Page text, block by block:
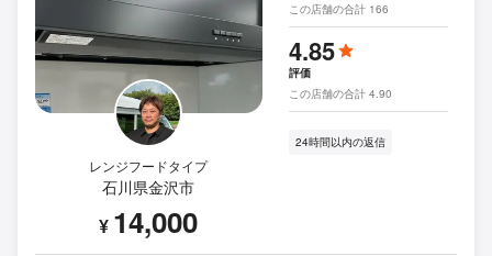
レンジフードタイプ
石川県金沢市
¥ 14,000
この店舗の合計 166
4.85
評価
この店舗の合計 4.90
24時間以内の返信